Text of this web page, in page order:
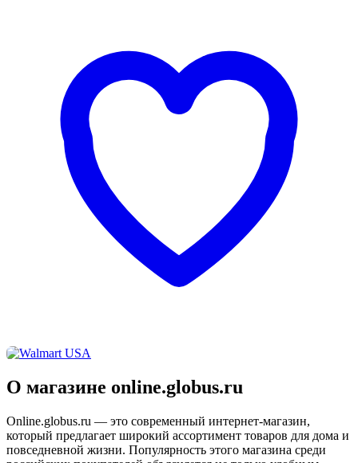
О магазине online.globus.ru
Online.globus.ru — это современный интернет-магазин,
который предлагает широкий ассортимент товаров для дома и
повседневной жизни. Популярность этого магазина среди